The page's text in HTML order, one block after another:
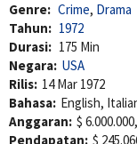
Genre: Crime, Drama
Tahun: 1972
Durasi: 175 Min
Negara: USA
Rilis: 14 Mar 1972
Bahasa: English,
Anggaran: $
Pendapatan: $